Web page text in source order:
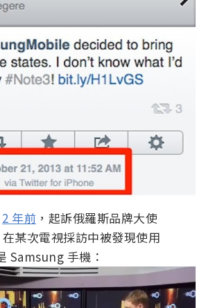
2 年前 ，起訴俄羅斯品牌大使
某次電視採訪中被發現使用
Samsung 手機：